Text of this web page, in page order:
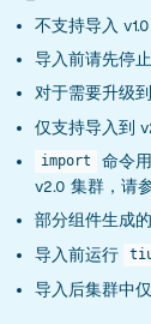
不支持导入
导入前请先停
对于需要升级
仅支持导入到
import
命令
v2.0 集群，请
部分组件生成
导入前运行
导入后集群中